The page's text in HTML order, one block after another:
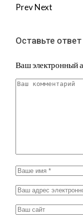
PrevNext
Оставьте ответ
Ваш электронный